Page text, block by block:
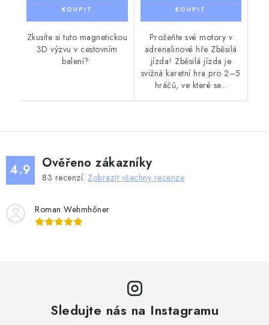
Zkusíte si tuto magnetickou
3D výzvu v cestovním
balení?
Prožeňte své motory v
adrenalinové hře Zběsilá
jízda! Zběsilá jízda je
svižná karetní hra pro 2–5
hráčů, ve které se...
4.9 Ověřeno zákazníky
83 recenzí. Zobrazit všechny recenze
Roman Wehmhőner
Sledujte nás na Instagramu